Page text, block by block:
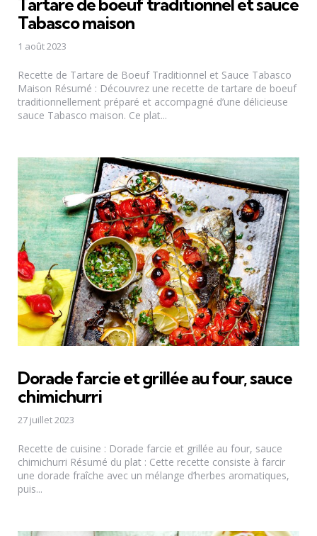
Tartare de boeuf traditionnel et sauce
Tabasco maison
1 août 2023
Recette de Tartare de Boeuf Traditionnel et Sauce Tabasco
Maison Résumé : Découvrez une recette de tartare de boeuf
traditionnellement préparé et accompagné d’une délicieuse
sauce Tabasco maison. Ce plat...
Dorade farcie et grillée au four, sauce
chimichurri
27 juillet 2023
Recette de cuisine : Dorade farcie et grillée au four, sauce
chimichurri Résumé du plat : Cette recette consiste à farcir
une dorade fraîche avec un mélange d’herbes aromatiques,
puis...